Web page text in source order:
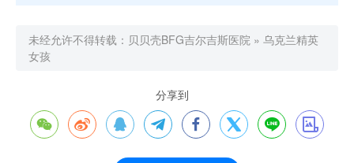
未经允许不得转载： 贝贝壳BFG吉尔吉斯医院 » 乌克兰精英
女孩
分享到
       